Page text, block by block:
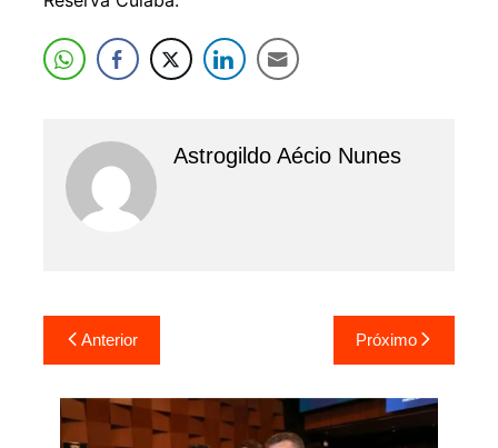
Astrogildo Aécio Nunes
Navegação
de
Post
Anterior Próximo